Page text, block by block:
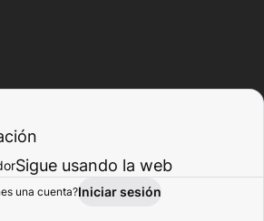
Actividad
Sigue usando la web
una cuenta?Iniciar sesión